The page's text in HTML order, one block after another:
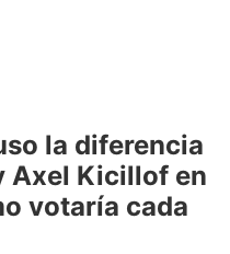
la diferencia
Axel Kicillof en
votaría cada